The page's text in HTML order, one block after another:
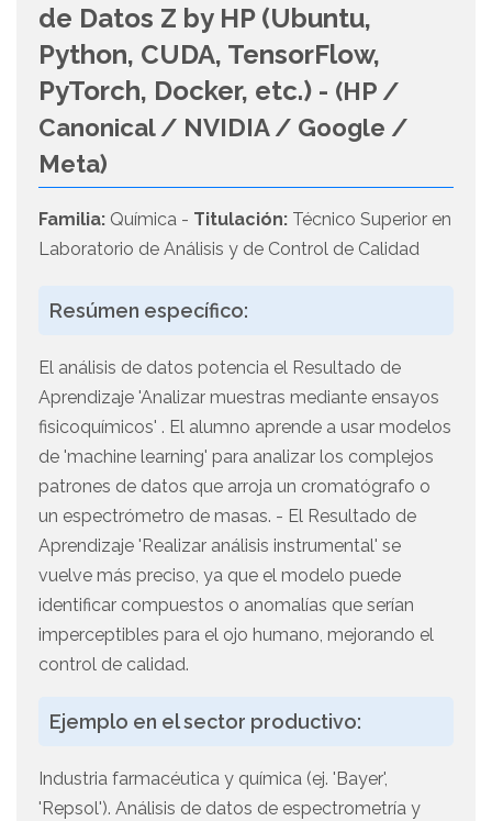
de Datos Z by HP (Ubuntu,
Python, CUDA, TensorFlow,
PyTorch, Docker, etc.) - (HP /
Canonical / NVIDIA / Google /
Meta)
Familia: Química - Titulación: Técnico Superior en
Laboratorio de Análisis y de Control de Calidad
Resúmen específico:
El análisis de datos potencia el Resultado de
Aprendizaje 'Analizar muestras mediante ensayos
fisicoquímicos' . El alumno aprende a usar modelos
de 'machine learning' para analizar los complejos
patrones de datos que arroja un cromatógrafo o
un espectrómetro de masas. - El Resultado de
Aprendizaje 'Realizar análisis instrumental' se
vuelve más preciso, ya que el modelo puede
identificar compuestos o anomalías que serían
imperceptibles para el ojo humano, mejorando el
control de calidad.
Ejemplo en el sector productivo:
Industria farmacéutica y química (ej. 'Bayer',
'Repsol'). Análisis de datos de espectrometría y